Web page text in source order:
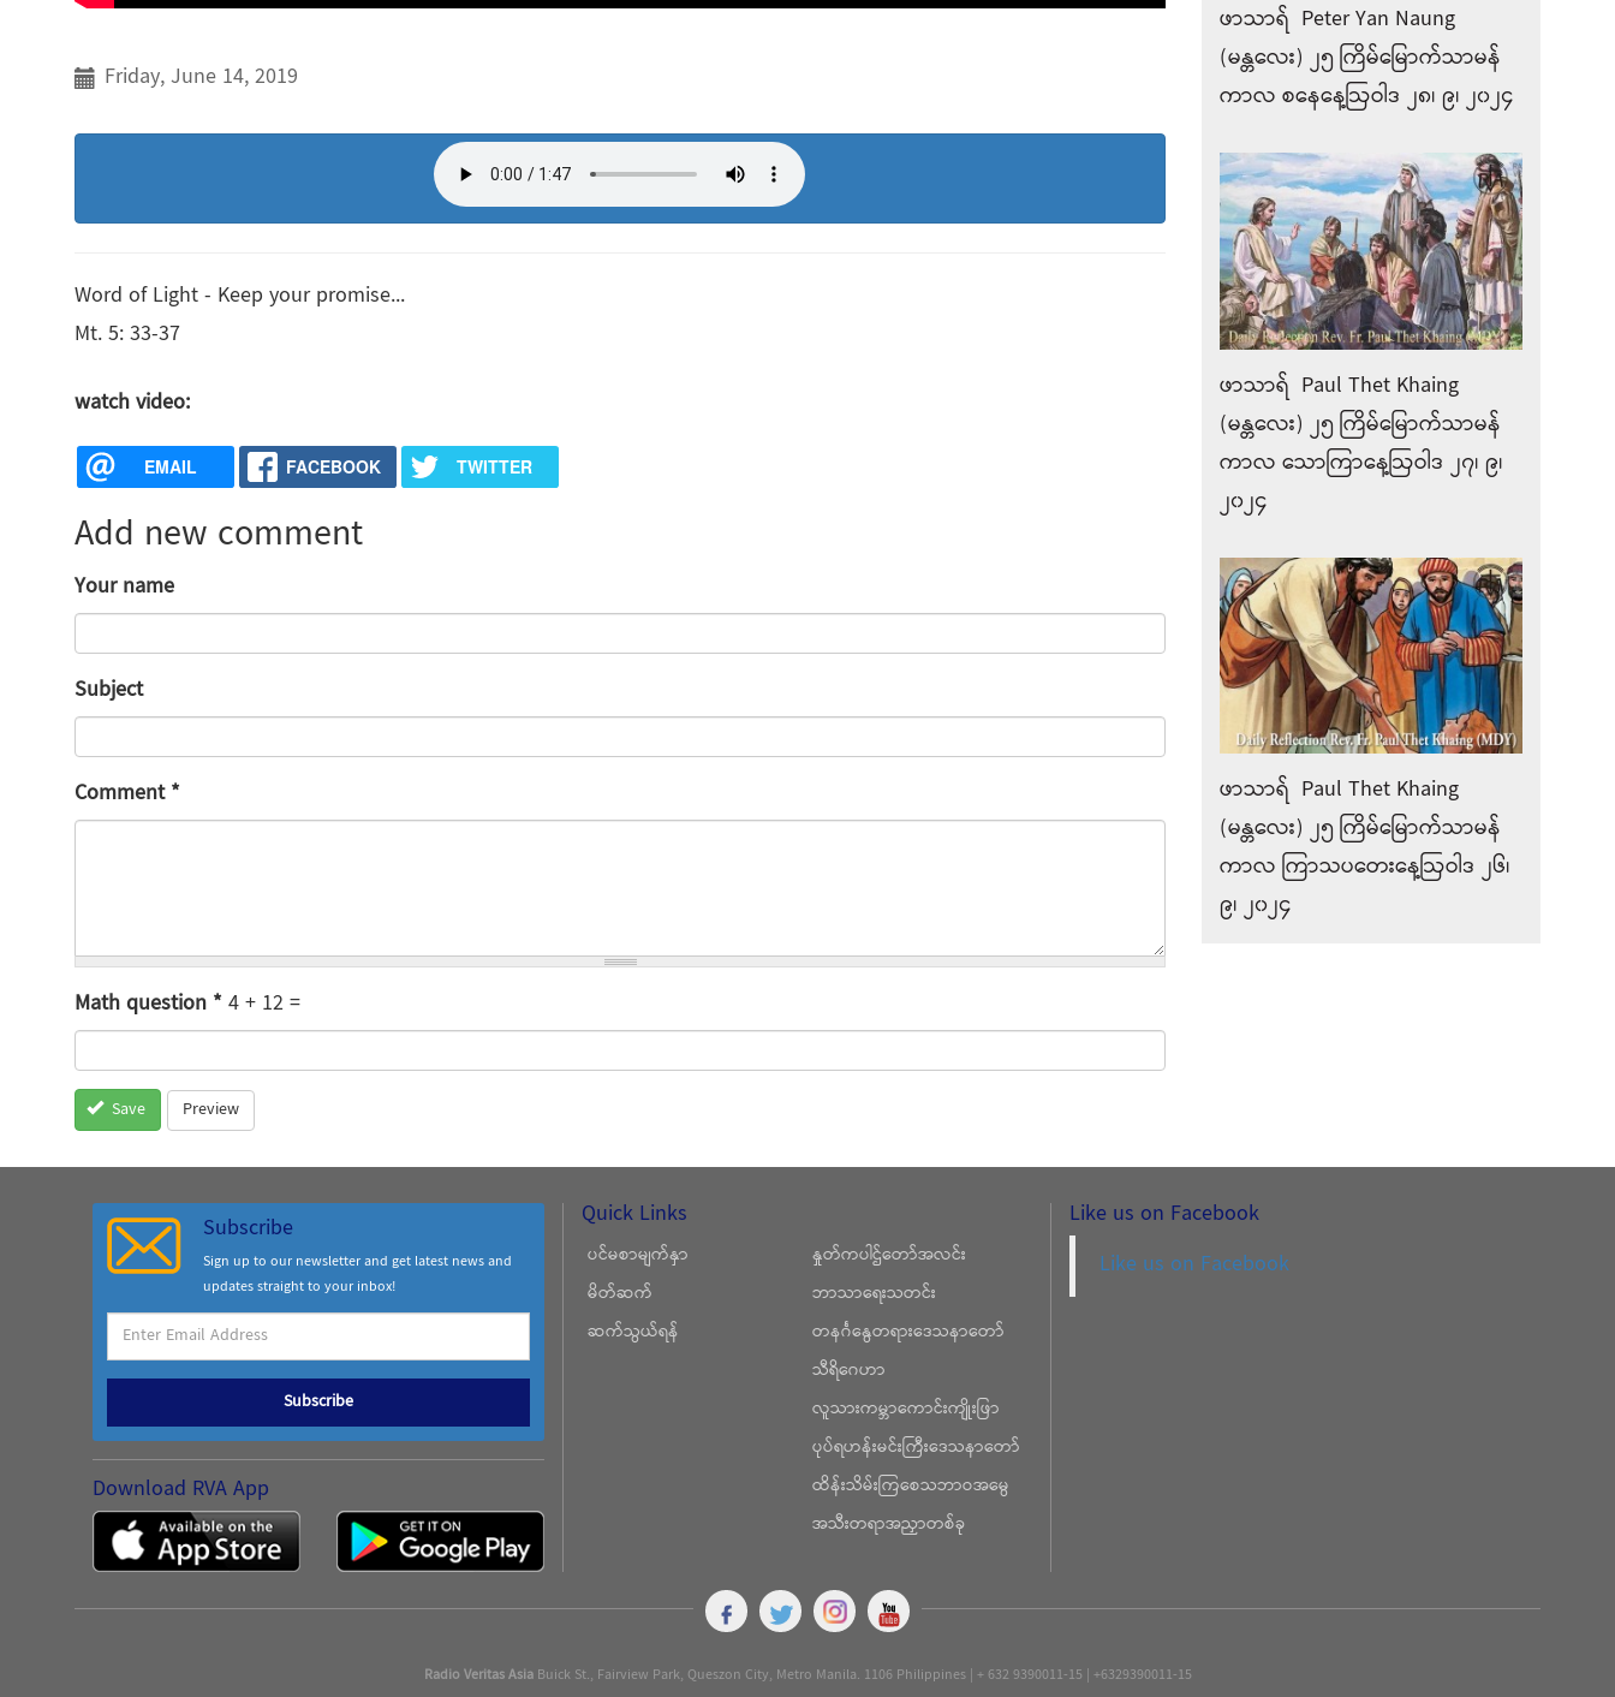
Friday, June 14, 2019
Word of Light - Keep your promise...
Mt. 5: 33-37
watch video:
EMAIL FACEBOOK TWITTER
Add new comment
Your name
Subject
Comment*
Math question*4 + 12 =
Save Preview
ဖာသာရ် Peter Yan Naung
(မန္တလေး) ၂၅ ကြိမ်မြောက်သာမန်
ကာလ စနေနေ့ဩဝါဒ ၂၈၊ ၉၊ ၂၀၂၄
ဖာသာရ် Paul Thet Khaing
(မန္တလေး) ၂၅ ကြိမ်မြောက်သာမန်
ကာလ သောကြာနေ့ဩဝါဒ ၂၇၊ ၉၊
၂၀၂၄
ဖာသာရ် Paul Thet Khaing
(မန္တလေး) ၂၅ ကြိမ်မြောက်သာမန်
ကာလ ကြာသပတေးနေ့ဩဝါဒ ၂၆၊
၉၊ ၂၀၂၄
Subscribe
Sign up to our newsletter and get latest news and
updates straight to your inbox!
Subscribe
Download RVA App
Quick Links
ပင်မစာမျက်နှာ
မိတ်ဆက်
ဆက်သွယ်ရန်
နှုတ်ကပါဌ်တော်အလင်း
ဘာသာရေးသတင်း
တနင်္ဂနွေတရားဒေသနာတော်
သီရိဂေဟာ
လူသားကမ္ဘာကောင်းကျိုးဖြာ
ပုပ်ရဟန်းမင်းကြီးဒေသနာတော်
ထိန်းသိမ်းကြစေသဘာဝအမွေ
အသီးတရာအညှာတစ်ခု
Like us on Facebook
Like us on Facebook
Radio Veritas AsiaBuick St., Fairview Park, Queszon City, Metro Manila. 1106 Philippines | + 632 9390011-15 | +6329390011-15